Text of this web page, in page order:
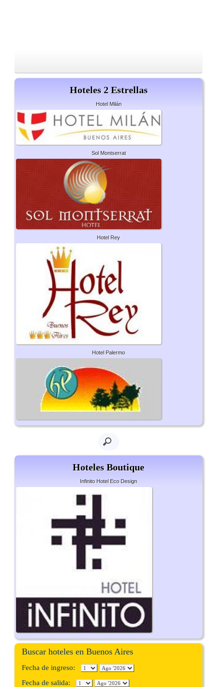
Hoteles 2 Estrellas
Hotel Milán
Sol Montserrat
Hotel Rey
Hotel Palermo
Hoteles Boutique
Infinito Hotel Eco Design
Buscar hoteles en Buenos Aires
Fecha de ingreso:
Fecha de salida: